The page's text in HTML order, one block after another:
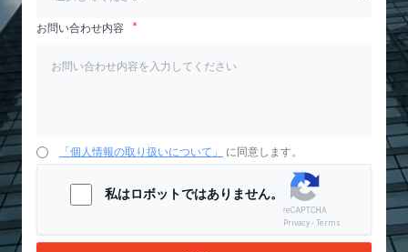
お問い合わせ内容
「個人情報の取り扱いについて」 に同意します。
私はロボットではありません。
Privacy - Terms